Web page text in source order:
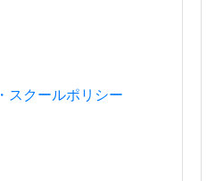
スクールポリシー